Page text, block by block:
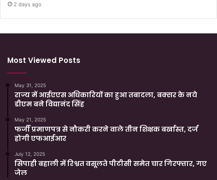
2 days ago
Most Viewed Posts
May 31, 2025
राज्य में आईएएस अधिकारियों का हुआ तबादला, बक्सर के नये
डीएम बने विद्यानंद सिंह
May 21, 2025
फर्जी प्रमाणपत्र से नौकरी करने वाले तीन शिक्षक बर्खास्त, दर्ज
होगी एफआईआर
July 12, 2025
सिपाही बहाली में रिश्वत वसूलते पीटीसी समेत चार गिरफ्तार, गए
जेल